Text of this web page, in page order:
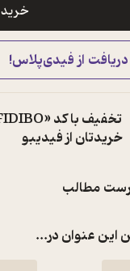
خرید
دریافت از فیدی‌پلاس!
خریدتان از فیدیبو
مطالب
این عنوان در...